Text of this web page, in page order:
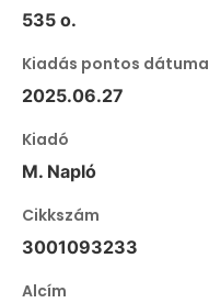
535 o.
Kiadás pontos dátuma
2025.06.27
Kiadó
M. Napló
Cikkszám
3001093233
Alcím